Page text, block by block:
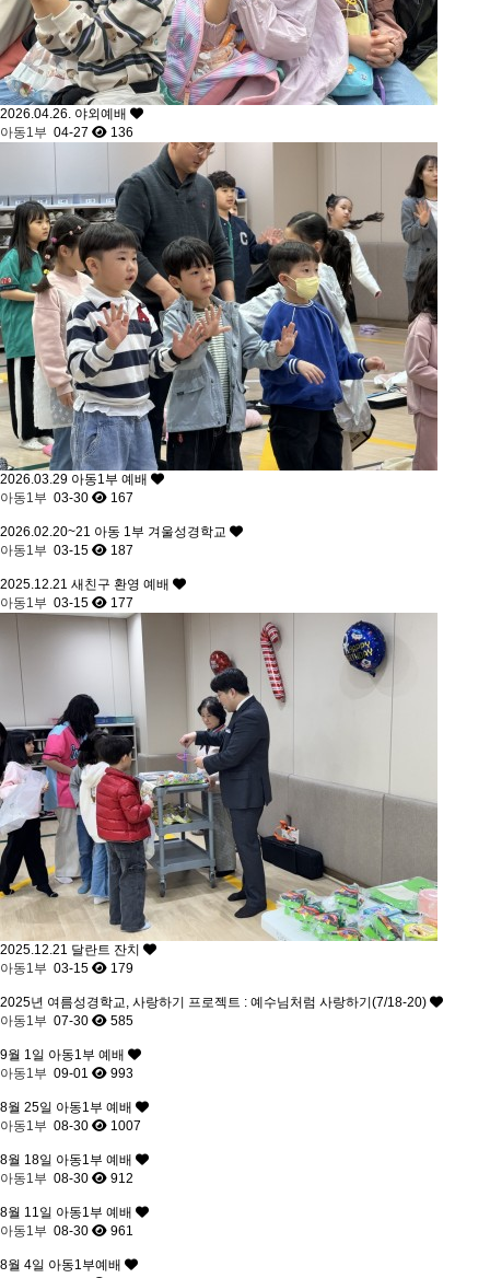
2026.04.26. 야외예배
아동1부 04-27 136
2026.03.29 아동1부 예배
아동1부 03-30 167
2026.02.20~21 아동 1부 겨울성경학교
아동1부 03-15 187
2025.12.21 새친구 환영 예배
아동1부 03-15 177
2025.12.21 달란트 잔치
아동1부 03-15 179
2025년 여름성경학교, 사랑하기 프로젝트 : 예수님처럼 사랑하기(7/18-20)
아동1부 07-30 585
9월 1일 아동1부 예배
아동1부 09-01 993
8월 25일 아동1부 예배
아동1부 08-30 1007
8월 18일 아동1부 예배
아동1부 08-30 912
8월 11일 아동1부 예배
아동1부 08-30 961
8월 4일 아동1부예배